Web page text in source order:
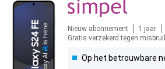
Nieuw abonnement
1 jaar
Gratis verzekerd tegen
Op het betrouwbare